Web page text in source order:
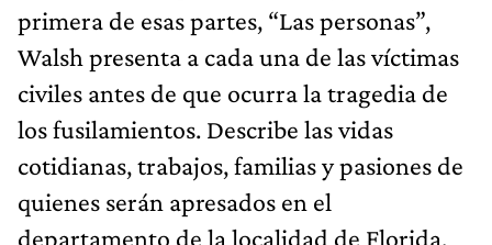
primera de esas partes, “Las personas”,
Walsh presenta a cada una de las víctimas
civiles antes de que ocurra la tragedia de
los fusilamientos. Describe las vidas
cotidianas, trabajos, familias y pasiones de
quienes serán apresados en el
departamento de la localidad de Florida,